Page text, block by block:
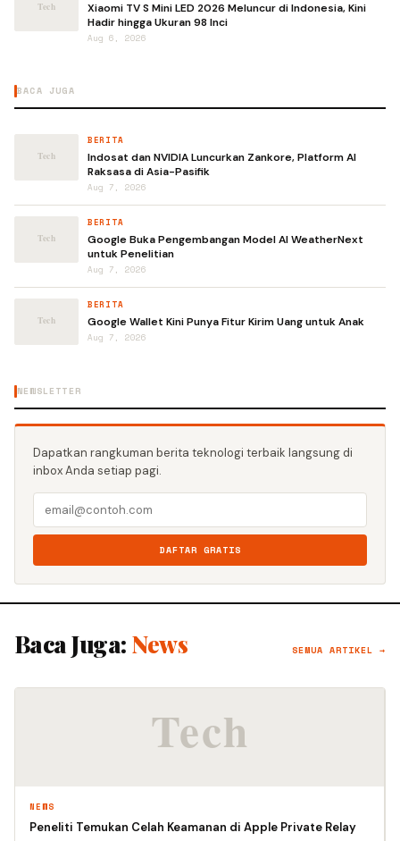
Xiaomi TV S Mini LED 2026 Meluncur di Indonesia, Kini
Hadir hingga Ukuran 98 Inci
Aug 6, 2026
BACA JUGA
BERITA
Indosat dan NVIDIA Luncurkan Zankore, Platform AI
Raksasa di Asia-Pasifik
Aug 7, 2026
BERITA
Google Buka Pengembangan Model AI WeatherNext
untuk Penelitian
Aug 7, 2026
BERITA
Google Wallet Kini Punya Fitur Kirim Uang untuk Anak
Aug 7, 2026
NEWSLETTER
Dapatkan rangkuman berita teknologi terbaik langsung di
inbox Anda setiap pagi.
DAFTAR GRATIS
Baca Juga: News SEMUA ARTIKEL →
NEWS
Peneliti Temukan Celah Keamanan di Apple Private Relay